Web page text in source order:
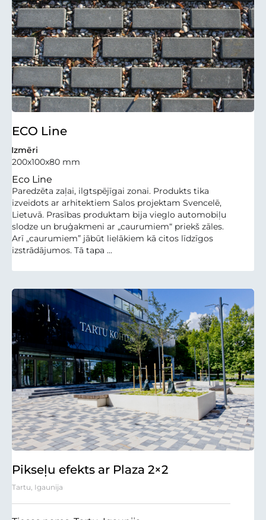
ECO Line
Izmēri
200x100x80 mm
Eco Line
Paredzēta zaļai, ilgtspējīgai zonai. Produkts tika
izveidots ar arhitektiem Salos projektam Svencelē,
Lietuvā. Prasības produktam bija vieglo automobiļu
slodze un bruģakmeni ar „caurumiem“ priekš zāles.
Arī „caurumiem” jābūt lielākiem kā citos līdzīgos
izstrādājumos. Tā tapa ...
Pikseļu efekts ar Plaza 2×2
Tartu, Igaunija